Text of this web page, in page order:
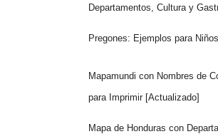
Departamentos, Cultura y
Pregones: Ejemplos para Niños
Mapamundi con Nombres de
para Imprimir [Actualizado]
Mapa de Honduras con